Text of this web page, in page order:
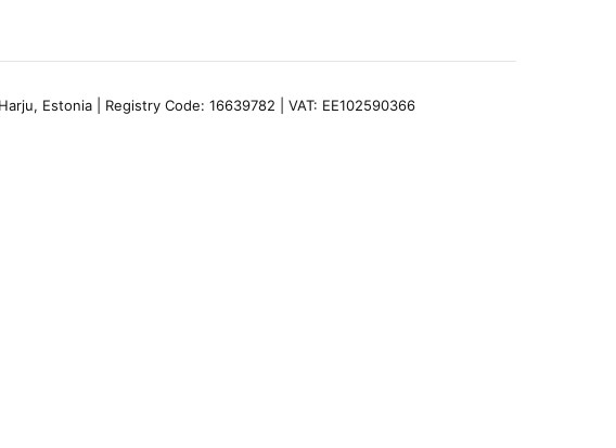
Estonia | Registry Code: 16639782 | VAT: EE102590366